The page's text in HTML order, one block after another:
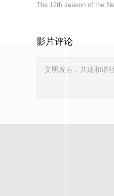
The 12th season of the
影片评论